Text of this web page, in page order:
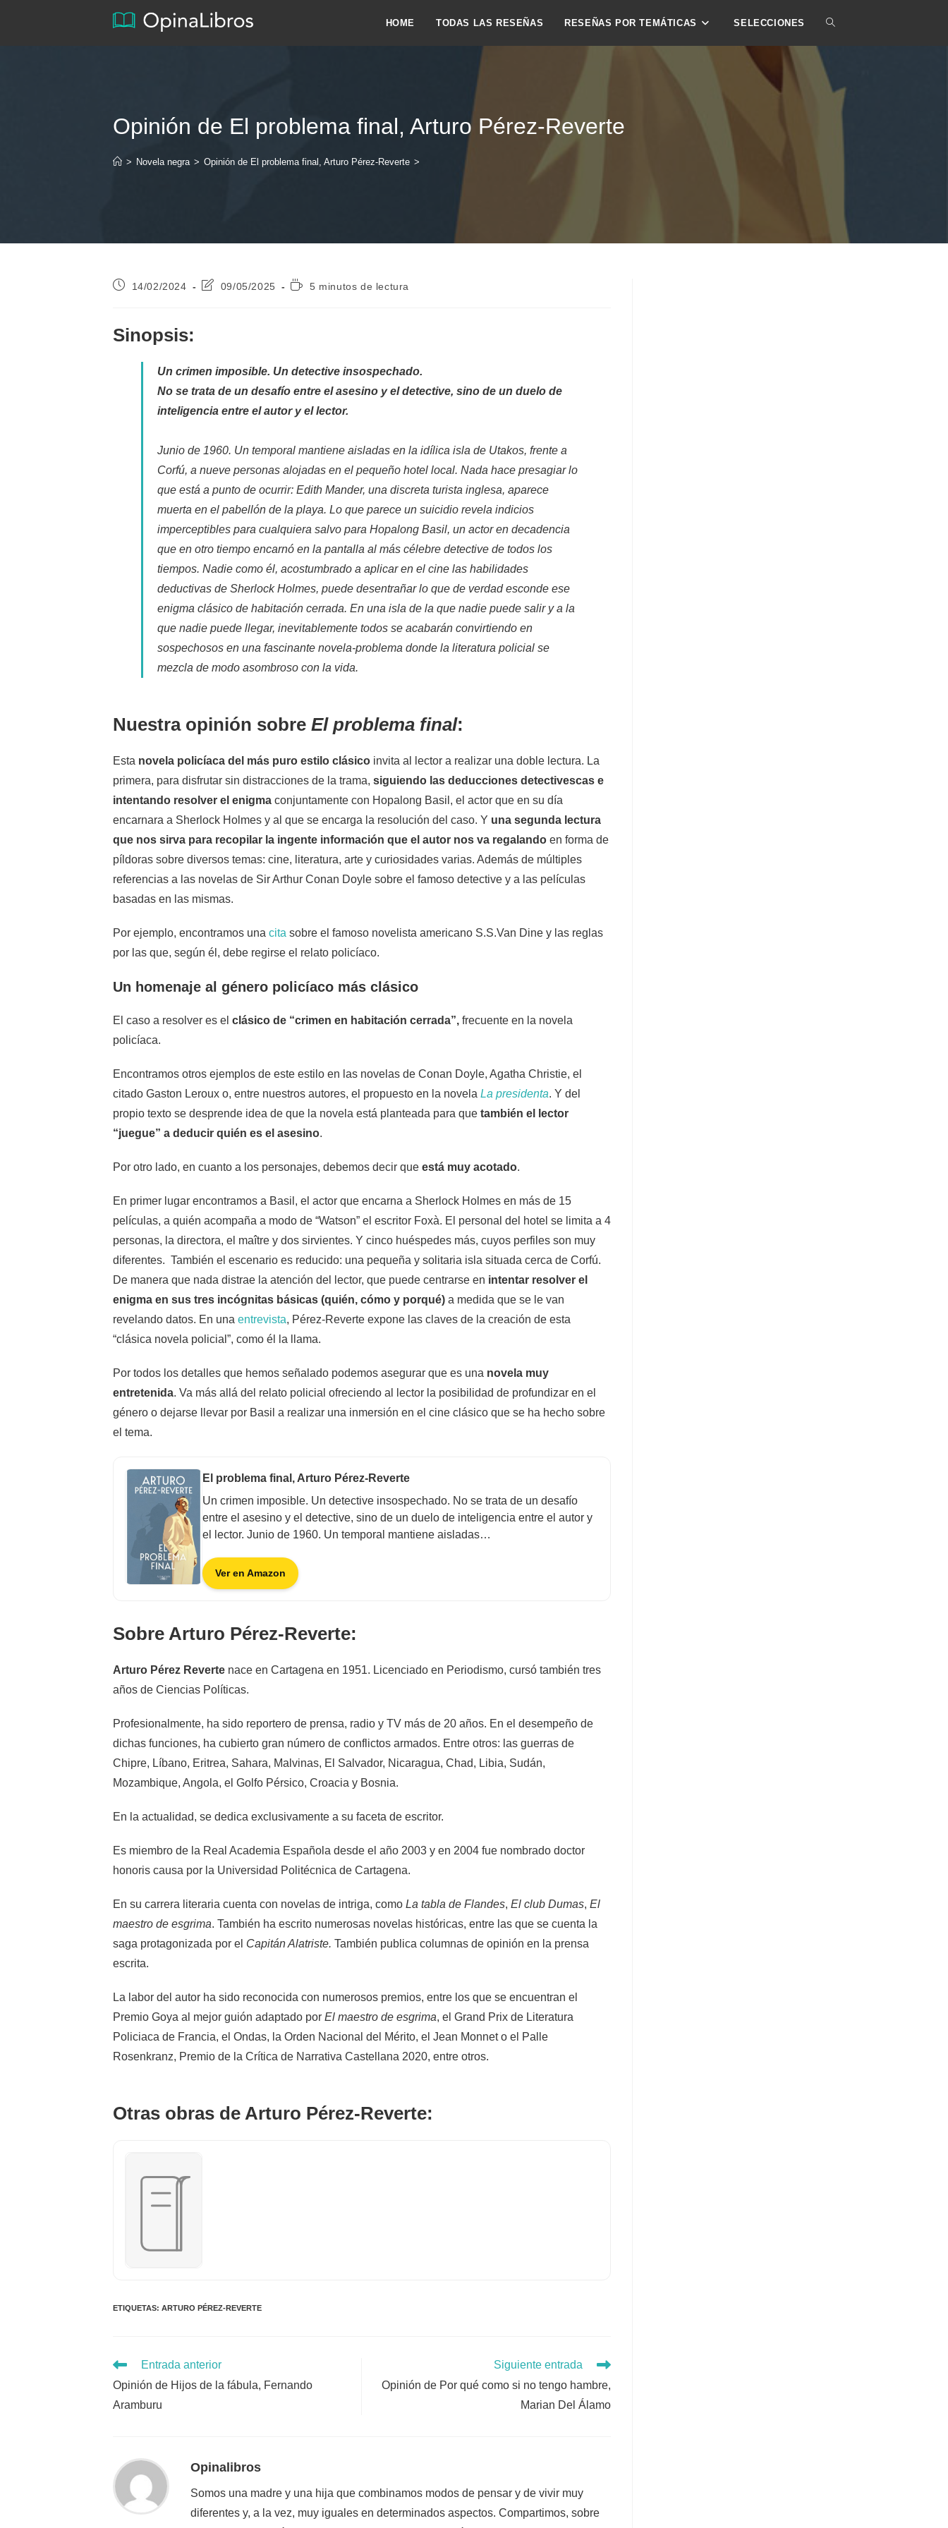
HOME TODAS LAS RESEÑAS RESEÑAS POR TEMÁTICAS SELECCIONES ALTERNAR
Opinión de El problema final, Arturo Pérez-Reverte
> Novela negra > Opinión de El problema final, Arturo Pérez-Reverte >
Publicación
14/02/2024
Última09/05/2025
Tiempo5 minutos de lectura
Sinopsis:
Un crimen imposible. Un detective insospechado.
No se trata de un desafío entre el asesino y el detective, sino de un duelo de
inteligencia entre el autor y el lector.
Junio de 1960. Un temporal mantiene aisladas en la idílica isla de Utakos, frente a
Corfú, a nueve personas alojadas en el pequeño hotel local. Nada hace presagiar lo
que está a punto de ocurrir: Edith Mander, una discreta turista inglesa, aparece
muerta en el pabellón de la playa. Lo que parece un suicidio revela indicios
imperceptibles para cualquiera salvo para Hopalong Basil, un actor en decadencia
que en otro tiempo encarnó en la pantalla al más célebre detective de todos los
tiempos. Nadie como él, acostumbrado a aplicar en el cine las habilidades
deductivas de Sherlock Holmes, puede desentrañar lo que de verdad esconde ese
enigma clásico de habitación cerrada. En una isla de la que nadie puede salir y a la
que nadie puede llegar, inevitablemente todos se acabarán convirtiendo en
sospechosos en una fascinante novela-problema donde la literatura policial se
mezcla de modo asombroso con la vida.
Nuestra opinión sobre El problema final:
Esta novela policíaca del más puro estilo clásico invita al lector a realizar una doble lectura. La
primera, para disfrutar sin distracciones de la trama, siguiendo las deducciones detectivescas e
intentando resolver el enigma conjuntamente con Hopalong Basil, el actor que en su día
encarnara a Sherlock Holmes y al que se encarga la resolución del caso. Y una segunda lectura
que nos sirva para recopilar la ingente información que el autor nos va regalando en forma de
píldoras sobre diversos temas: cine, literatura, arte y curiosidades varias. Además de múltiples
referencias a las novelas de Sir Arthur Conan Doyle sobre el famoso detective y a las películas
basadas en las mismas.
Por ejemplo, encontramos una cita sobre el famoso novelista americano S.S.Van Dine y las reglas
por las que, según él, debe regirse el relato policíaco.
Un homenaje al género policíaco más clásico
El caso a resolver es el clásico de “crimen en habitación cerrada”, frecuente en la novela
policíaca.
Encontramos otros ejemplos de este estilo en las novelas de Conan Doyle, Agatha Christie, el
citado Gaston Leroux o, entre nuestros autores, el propuesto en la novela La presidenta. Y del
propio texto se desprende idea de que la novela está planteada para que también el lector
“juegue” a deducir quién es el asesino.
Por otro lado, en cuanto a los personajes, debemos decir que está muy acotado.
En primer lugar encontramos a Basil, el actor que encarna a Sherlock Holmes en más de 15
películas, a quién acompaña a modo de “Watson” el escritor Foxà. El personal del hotel se limita a 4
personas, la directora, el maître y dos sirvientes. Y cinco huéspedes más, cuyos perfiles son muy
diferentes. También el escenario es reducido: una pequeña y solitaria isla situada cerca de Corfú.
De manera que nada distrae la atención del lector, que puede centrarse en intentar resolver el
enigma en sus tres incógnitas básicas (quién, cómo y porqué) a medida que se le van
revelando datos. En una entrevista, Pérez-Reverte expone las claves de la creación de esta
“clásica novela policial”, como él la llama.
Por todos los detalles que hemos señalado podemos asegurar que es una novela muy
entretenida. Va más allá del relato policial ofreciendo al lector la posibilidad de profundizar en el
género o dejarse llevar por Basil a realizar una inmersión en el cine clásico que se ha hecho sobre
el tema.
El problema final, Arturo Pérez-Reverte
Un crimen imposible. Un detective insospechado. No se trata de un desafío
entre el asesino y el detective, sino de un duelo de inteligencia entre el autor y
el lector. Junio de 1960. Un temporal mantiene aisladas…
Ver en Amazon
Sobre Arturo Pérez-Reverte:
Arturo Pérez Reverte nace en Cartagena en 1951. Licenciado en Periodismo, cursó también tres
años de Ciencias Políticas.
Profesionalmente, ha sido reportero de prensa, radio y TV más de 20 años. En el desempeño de
dichas funciones, ha cubierto gran número de conflictos armados. Entre otros: las guerras de
Chipre, Líbano, Eritrea, Sahara, Malvinas, El Salvador, Nicaragua, Chad, Libia, Sudán,
Mozambique, Angola, el Golfo Pérsico, Croacia y Bosnia.
En la actualidad, se dedica exclusivamente a su faceta de escritor.
Es miembro de la Real Academia Española desde el año 2003 y en 2004 fue nombrado doctor
honoris causa por la Universidad Politécnica de Cartagena.
En su carrera literaria cuenta con novelas de intriga, como La tabla de Flandes, El club Dumas, El
maestro de esgrima. También ha escrito numerosas novelas históricas, entre las que se cuenta la
saga protagonizada por el Capitán Alatriste. También publica columnas de opinión en la prensa
escrita.
La labor del autor ha sido reconocida con numerosos premios, entre los que se encuentran el
Premio Goya al mejor guión adaptado por El maestro de esgrima, el Grand Prix de Literatura
Policiaca de Francia, el Ondas, la Orden Nacional del Mérito, el Jean Monnet o el Palle
Rosenkranz, Premio de la Crítica de Narrativa Castellana 2020, entre otros.
Otras obras de Arturo Pérez-Reverte:
ETIQUETAS: ARTURO PÉREZ-REVERTE
Leer
artículos
Entrada anterior
Opinión de Hijos de la fábula, Fernando
Aramburu
Siguiente entrada
Opinión de Por qué como si no tengo hambre,
Marian Del Álamo
Opinalibros
Somos una madre y una hija que combinamos modos de pensar y de vivir muy
diferentes y, a la vez, muy iguales en determinados aspectos. Compartimos, sobre